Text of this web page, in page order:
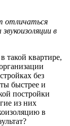
отличаться
в
такой квартире,
без
быстрее и
постройки
из них
в